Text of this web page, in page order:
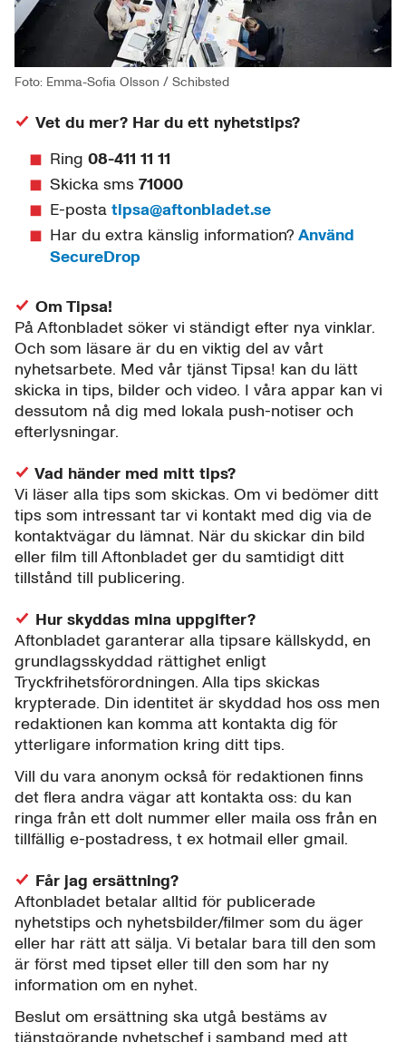
Foto: Emma-Sofia Olsson / Schibsted
Vet du mer? Har du ett nyhetstips?
Ring 08-411 11 11
Skicka sms 71000
E-posta tipsa@aftonbladet.se
Har du extra känslig information? Använd
SecureDrop
Om Tipsa!
På Aftonbladet söker vi ständigt efter nya vinklar.
Och som läsare är du en viktig del av vårt
nyhetsarbete. Med vår tjänst Tipsa! kan du lätt
skicka in tips, bilder och video. I våra appar kan vi
dessutom nå dig med lokala push-notiser och
efterlysningar.
Vad händer med mitt tips?
Vi läser alla tips som skickas. Om vi bedömer ditt
tips som intressant tar vi kontakt med dig via de
kontaktvägar du lämnat. När du skickar din bild
eller film till Aftonbladet ger du samtidigt ditt
tillstånd till publicering.
Hur skyddas mina uppgifter?
Aftonbladet garanterar alla tipsare källskydd, en
grundlagsskyddad rättighet enligt
Tryckfrihetsförordningen. Alla tips skickas
krypterade. Din identitet är skyddad hos oss men
redaktionen kan komma att kontakta dig för
ytterligare information kring ditt tips.
Vill du vara anonym också för redaktionen finns
det flera andra vägar att kontakta oss: du kan
ringa från ett dolt nummer eller maila oss från en
tillfällig e-postadress, t ex hotmail eller gmail.
Får jag ersättning?
Aftonbladet betalar alltid för publicerade
nyhetstips och nyhetsbilder/filmer som du äger
eller har rätt att sälja. Vi betalar bara till den som
är först med tipset eller till den som har ny
information om en nyhet.
Beslut om ersättning ska utgå bestäms av
tjänstgörande nyhetschef i samband med att